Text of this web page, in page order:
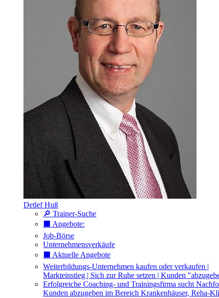
Detlef Huß
🔎 Trainer-Suche
⬛️ Angebote:
Job-Börse
Unternehmensverkäufe
⬛️ Aktuelle Angebote
Weiterbildungs-Unternehmen kaufen oder verkaufen |
Markteinstieg | Sich zur Ruhe setzen | Kunden
Erfolgreiche Coaching- und Trainingsfirma sucht
Kunden abzugeben im Bereich Krankenhäuser, Reha-